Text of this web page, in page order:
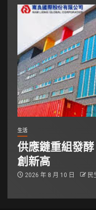
生活
供應鏈重組發酵
創新高
2026 年 8 月 10 日 民